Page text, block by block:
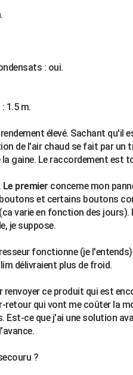
: oui.
1.5 m.
élevé. Sachant qu'il
de l'air chaud se fait par un
gaine. Le raccordement est
Le premier concerne mon
et certains boutons
varie en fonction des jours).
je suppose.
fonctionne (je l'entends)
délivraient plus de froid.
ce produit qui est
retour qui vont me coûter la
Est-ce que j'ai une solution
?